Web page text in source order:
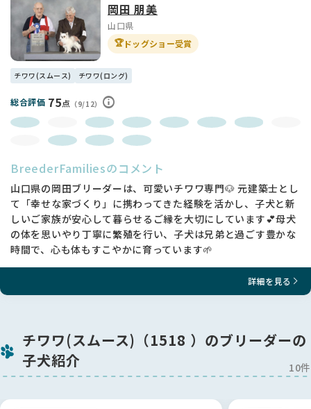
岡田 朋美
山口県
🏆ドッグショー受賞
チワワ(スムース) チワワ(ロング)
総合評価 75点 （9/12）
BreederFamiliesのコメント
山口県の岡田ブリーダーは、可愛いチワワ専門🐶 元建築士とし
て「幸せな家づくり」に携わってきた経験を活かし、子犬と新
しいご家族が安心して暮らせるご縁を大切にしています💕母犬
の体を思いやり丁寧に繁殖を行い、子犬は兄弟と過ごす豊かな
時間で、心も体もすこやかに育っています🌱
詳細を見る
チワワ(スムース)（1518 ）のブリーダーの
子犬紹介
10件